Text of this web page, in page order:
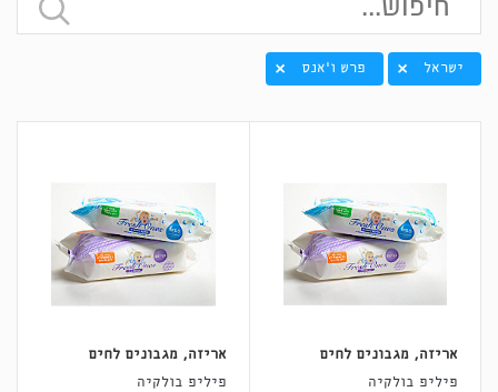
ישראל פרש ו'אנס
אריזה, מגבונים לחים
פיליפ בולקיה
אריזה, מגבונים לחים
פיליפ בולקיה